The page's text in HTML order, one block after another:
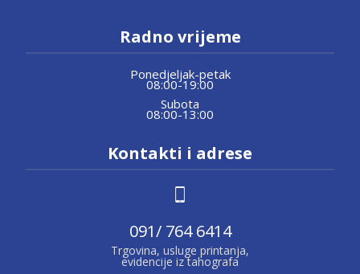
Radno vrijeme
Ponedjeljak-petak
08:00-19:00
Subota
08:00-13:00
Kontakti i adrese
091/ 764 6414
Trgovina, usluge printanja,
evidencije iz tahografa